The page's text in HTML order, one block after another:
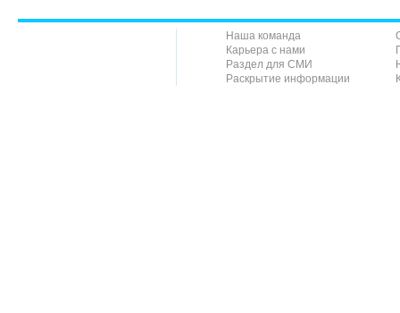
Наша команда
Карьера с нами
Раздел для СМИ
Раскрытие информации